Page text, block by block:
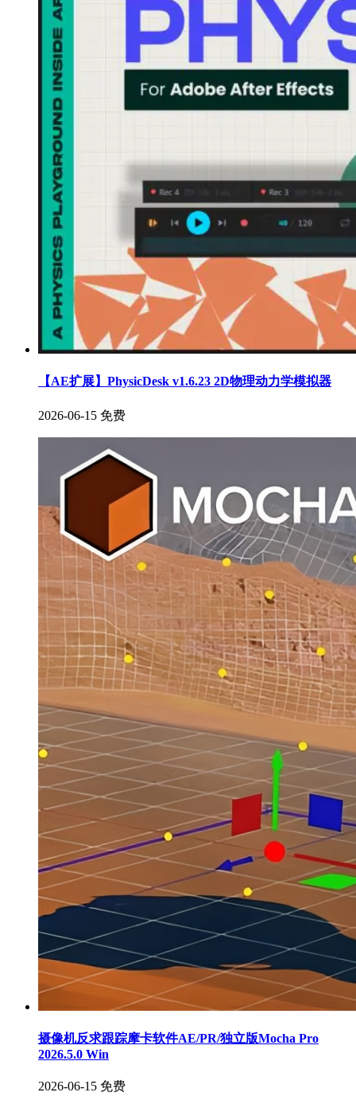
【AE扩展】PhysicDesk v1.6.23 2D物理动力学模拟器
2026-06-15 免费
摄像机反求跟踪摩卡软件AE/PR/独立版Mocha Pro
2026.5.0 Win
2026-06-15 免费